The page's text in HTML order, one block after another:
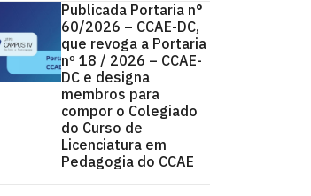
Publicada Portaria n°
60/2026 – CCAE-DC,
que revoga a Portaria
nº 18 / 2026 – CCAE-
DC e designa
membros para
compor o Colegiado
do Curso de
Licenciatura em
Pedagogia do CCAE